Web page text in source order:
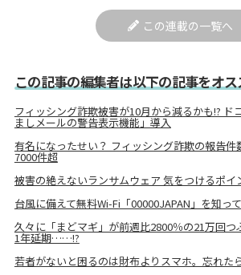
この連載の一覧へ
この記事の編集者は以下の記事をオ
フィッシング詐欺被害が10月から減るかも!? ド
ましメールの警告表示機能」導入
有名になったせい？ フィッシング詐欺の報告件
7000件超
被害の絶えないランサムウェア 気をつけるポイ
台風に備えて無料Wi-Fi「00000JAPAN」を知っ
久々に「まどマギ」が前週比2800％の21万回
1年延期……!?
若者がないと困るのは財布よりスマホ。忘れた